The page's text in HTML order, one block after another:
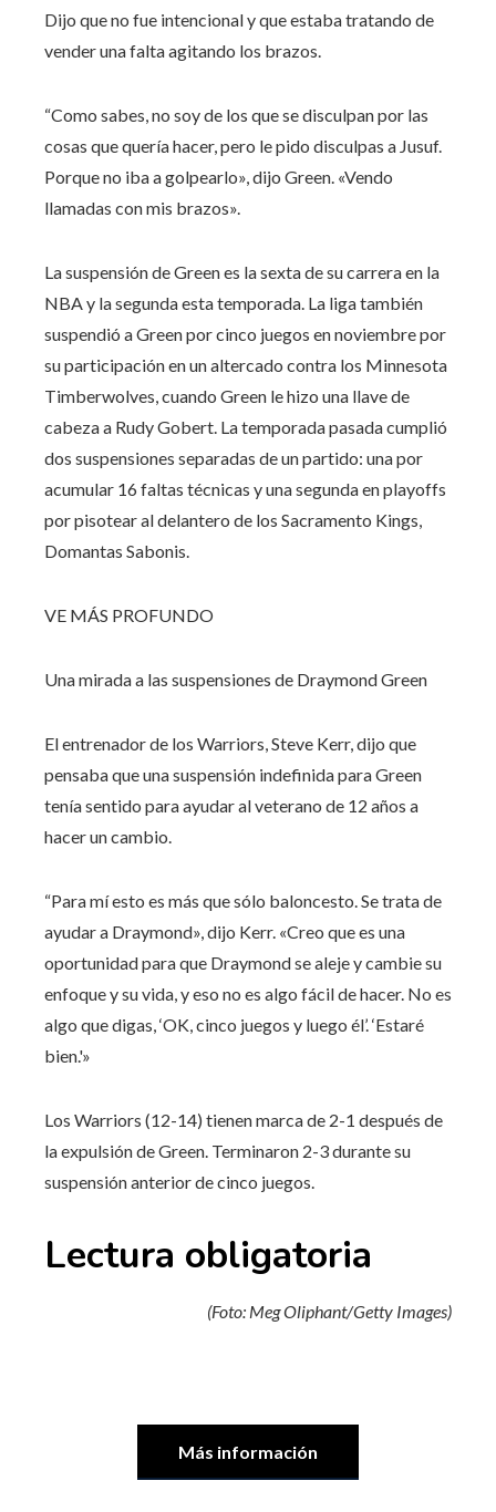
Dijo que no fue intencional y que estaba tratando de
vender una falta agitando los brazos.
“Como sabes, no soy de los que se disculpan por las
cosas que quería hacer, pero le pido disculpas a Jusuf.
Porque no iba a golpearlo», dijo Green. «Vendo
llamadas con mis brazos».
La suspensión de Green es la sexta de su carrera en la
NBA y la segunda esta temporada. La liga también
suspendió a Green por cinco juegos en noviembre por
su participación en un altercado contra los Minnesota
Timberwolves, cuando Green le hizo una llave de
cabeza a Rudy Gobert. La temporada pasada cumplió
dos suspensiones separadas de un partido: una por
acumular 16 faltas técnicas y una segunda en playoffs
por pisotear al delantero de los Sacramento Kings,
Domantas Sabonis.
VE MÁS PROFUNDO
Una mirada a las suspensiones de Draymond Green
El entrenador de los Warriors, Steve Kerr, dijo que
pensaba que una suspensión indefinida para Green
tenía sentido para ayudar al veterano de 12 años a
hacer un cambio.
“Para mí esto es más que sólo baloncesto. Se trata de
ayudar a Draymond», dijo Kerr. «Creo que es una
oportunidad para que Draymond se aleje y cambie su
enfoque y su vida, y eso no es algo fácil de hacer. No es
algo que digas, ‘OK, cinco juegos y luego él’. ‘Estaré
bien.'»
Los Warriors (12-14) tienen marca de 2-1 después de
la expulsión de Green. Terminaron 2-3 durante su
suspensión anterior de cinco juegos.
Lectura obligatoria
(Foto: Meg Oliphant/Getty Images)
Más información